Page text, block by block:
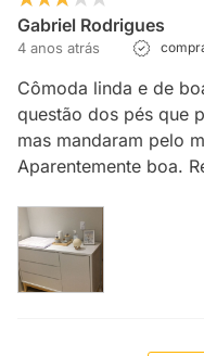
Gabriel Rodrigues
4 anos atrás
Cômoda linda e de
questão dos pés que
mas mandaram pelo
Aparentemente boa.